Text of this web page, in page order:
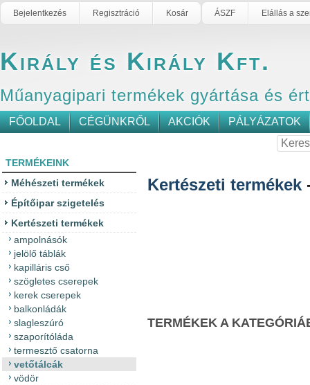
Bejelentkezés Regisztráció Kosár ÁSZF Elállás a
Király és Király Kft.
Műanyagipari termékek gyártása és
FŐOLDAL CÉGÜNKRŐL AKCIÓK PÁLYÁZATOK
TERMÉKEINK
Méhészeti termékek
Építőipar szigetelés
Kertészeti termékek
ampolnásók
jelölő táblák
kapilláris cső
szögletes cserepek
kerek cserepek
balkonládák
slagleszúró
szaporítóláda
termesztő csatorna
vetőtálcák
vödör
Kertészeti termékek
TERMÉKEK A